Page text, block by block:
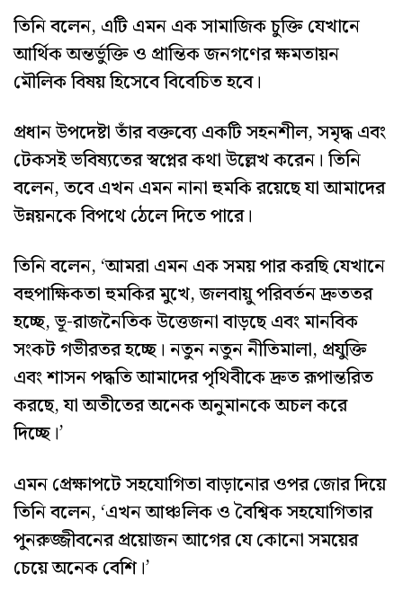
তিনি বলেন, এটি এমন এক সামাজিক চুক্তি যেখানে
আর্থিক অন্তর্ভুক্তি ও প্রান্তিক জনগণের ক্ষমতায়ন
মৌলিক বিষয় হিসেবে বিবেচিত হবে।
প্রধান উপদেষ্টা তাঁর বক্তব্যে একটি সহনশীল, সমৃদ্ধ এবং
টেকসই ভবিষ্যতের স্বপ্নের কথা উল্লেখ করেন। তিনি
বলেন, তবে এখন এমন নানা হুমকি রয়েছে যা আমাদের
উন্নয়নকে বিপথে ঠেলে দিতে পারে।
তিনি বলেন, ‘আমরা এমন এক সময় পার করছি যেখানে
বহুপাক্ষিকতা হুমকির মুখে, জলবায়ু পরিবর্তন দ্রুততর
হচ্ছে, ভূ-রাজনৈতিক উত্তেজনা বাড়ছে এবং মানবিক
সংকট গভীরতর হচ্ছে। নতুন নতুন নীতিমালা, প্রযুক্তি
এবং শাসন পদ্ধতি আমাদের পৃথিবীকে দ্রুত রূপান্তরিত
করছে, যা অতীতের অনেক অনুমানকে অচল করে
দিচ্ছে।’
এমন প্রেক্ষাপটে সহযোগিতা বাড়ানোর ওপর জোর দিয়ে
তিনি বলেন, ‘এখন আঞ্চলিক ও বৈশ্বিক সহযোগিতার
পুনরুজ্জীবনের প্রয়োজন আগের যে কোনো সময়ের
চেয়ে অনেক বেশি।’